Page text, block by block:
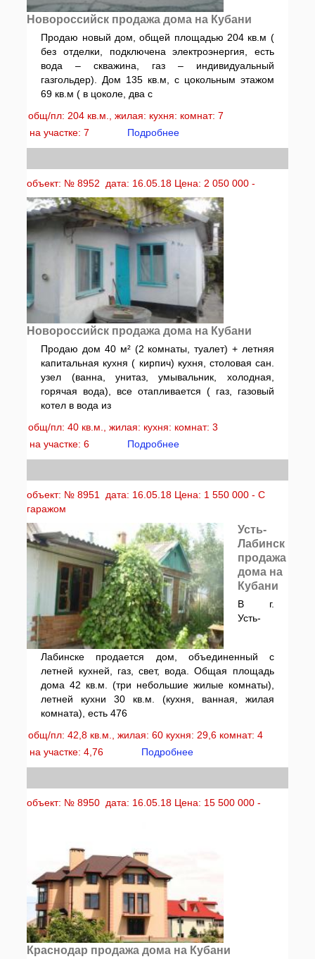
Новороссийск продажа дома на Кубани
Продаю новый дом, общей площадью 204 кв.м (
без отделки, подключена электроэнергия, есть
вода – скважина, газ – индивидуальный
газгольдер). Дом 135 кв.м, с цокольным этажом
69 кв.м ( в цоколе, два с
общ/пл: 204 кв.м., жилая: кухня: комнат: 7
на участке: 7
Подробнее
объект: № 8952 дата: 16.05.18 Цена: 2 050 000 -
Новороссийск продажа дома на Кубани
Продаю дом 40 м² (2 комнаты, туалет) + летняя
капитальная кухня ( кирпич) кухня, столовая сан.
узел (ванна, унитаз, умывальник, холодная,
горячая вода), все отапливается ( газ, газовый
котел в вода из
общ/пл: 40 кв.м., жилая: кухня: комнат: 3
на участке: 6
Подробнее
объект: № 8951 дата: 16.05.18 Цена: 1 550 000 - С
гаражом
Усть-
Лабинск
продажа
дома на
Кубани
В г.
Усть-
Лабинске продается дом, объединенный с
летней кухней, газ, свет, вода. Общая площадь
дома 42 кв.м. (три небольшие жилые комнаты),
летней кухни 30 кв.м. (кухня, ванная, жилая
комната), есть 476
общ/пл: 42,8 кв.м., жилая: 60 кухня: 29,6 комнат: 4
на участке: 4,76
Подробнее
объект: № 8950 дата: 16.05.18 Цена: 15 500 000 -
Краснодар продажа дома на Кубани